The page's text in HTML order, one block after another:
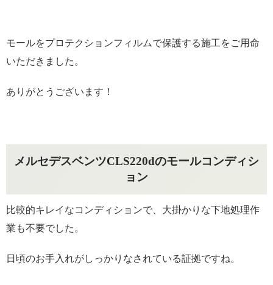
モールをプロテクションフィルムで保護する施工をご用命
いただきました。
ありがとうございます！
メルセデスベンツCLS220dのモールコンディシ
ョン
比較的キレイなコンディションで、大掛かりな下地処理作
業も不要でした。
日頃のお手入れがしっかりなされている証拠ですね。